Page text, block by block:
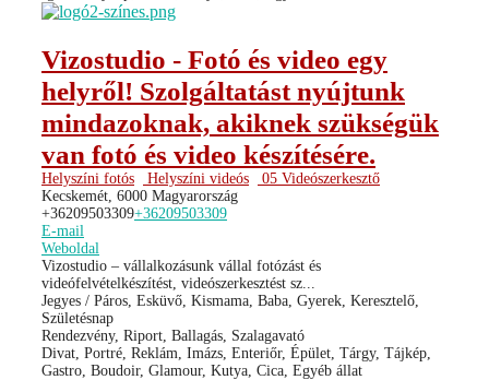
Vizostudio - Fotó és video egy
helyről! Szolgáltatást nyújtunk
mindazoknak, akiknek szükségük
van fotó és video készítésére.
Helyszíni fotós Helyszíni videós
05 Videószerkesztő
Kecskemét, 6000 Magyarország
+36209503309+36209503309
E-mail
Weboldal
Vizostudio – vállalkozásunk vállal fotózást és
videófelvételkészítést, videószerkesztést sz...
Jegyes / Páros, Esküvő, Kismama, Baba, Gyerek, Keresztelő,
Születésnap
Rendezvény, Riport, Ballagás, Szalagavató
Divat, Portré, Reklám, Imázs, Enteriőr, Épület, Tárgy, Tájkép,
Gastro, Boudoir, Glamour, Kutya, Cica, Egyéb állat